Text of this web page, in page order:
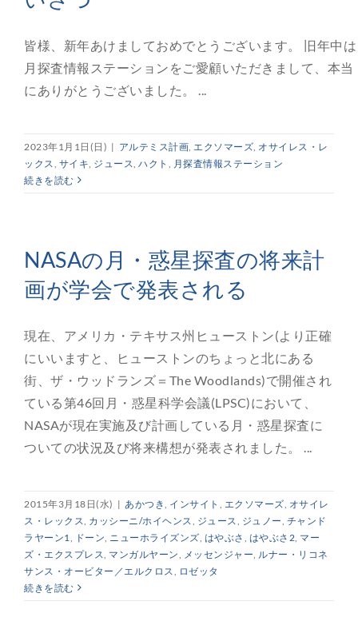
皆様、新年あけましておめでとうございます。 旧年中は
月探査情報ステーションをご愛顧いただきまして、本当
にありがとうございました。 ...
2023年1月1日(日) | アルテミス計画 エクソマーズ オサイレス・レ
ックス サイキ ジュース ハクト
月探査情報ステーション
続きを読む
NASAの月・惑星探査の将来計
画が学会で発表される
現在、アメリカ・テキサス州ヒューストン(より正確
にいいますと、ヒューストンのちょっと北にある
街、ザ・ウッドランズ＝The Woodlands)で開催され
ている第46回月・惑星科学会議(LPSC)において、
NASAが現在実施及び計画している月・惑星探査に
ついての状況及び将来構想が発表されました。 ...
2015年3月18日(水) | あかつき インサイト エクソマーズ オサイレ
ス・レックス カッシーニ/ホイヘンス ジュース ジュノー チャンド
ラヤーン1
ドーン ニューホライズンズ はやぶさ はやぶさ2 マー
ズ・エクスプレス マンガルヤーン メッセンジャー ルナー・リコネ
サンス・オービター／エルクロス
ロゼッタ
続きを読む